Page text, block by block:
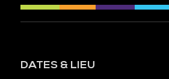
DATES & LIEU